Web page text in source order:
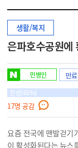
시
홈
으
생활/복지
은파호수공원에
민병인 만료
찬성(61%)
17명 공감
요즘 전국에 맨발걷기
이 활성화된다는 뉴스